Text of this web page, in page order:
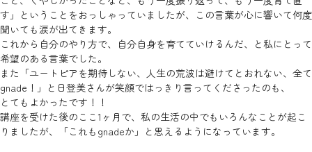
す」ということをおっしゃっていましたが、この言葉が心に響いて何度
聞いても涙が出てきます。
これから自分のやり方で、自分自身を育てていけるんだ、と私にとって
希望のある言葉でした。
また「ユートピアを期待しない、人生の荒波は避けてとおれない、全て
gnade！」と日登美さんが笑顔ではっきり言ってくださったのも、
とてもよかったです！！
講座を受けた後のここ1ヶ月で、私の生活の中でもいろんなことが起こ
りましたが、「これもgnadeか」と思えるようになっています。